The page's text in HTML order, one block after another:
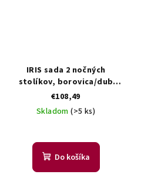
IRIS sada 2 nočných
stolíkov, borovica/dub
zlatý
€108,49
Skladom(>5 ks)
Do košíka